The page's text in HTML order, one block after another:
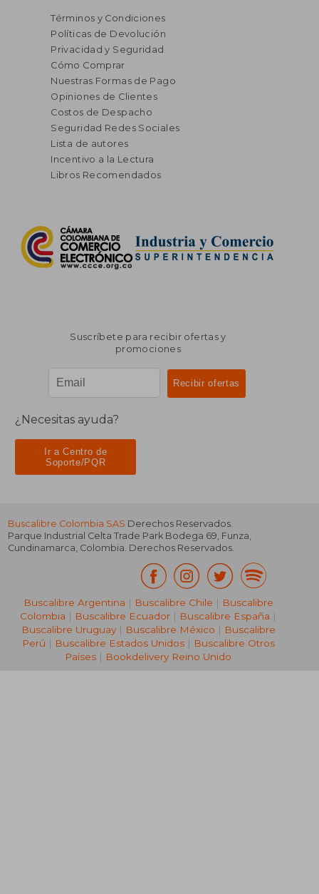
Términos y Condiciones
Políticas de Devolución
Privacidad y Seguridad
Cómo Comprar
Nuestras Formas de Pago
Opiniones de Clientes
Costos de Despacho
Seguridad Redes Sociales
Lista de autores
Incentivo a la Lectura
Libros Recomendados
Suscríbete para recibir ofertas y
promociones
¿Necesitas ayuda?
Ir a Centro de
Soporte/PQR
Buscalibre Colombia SAS Derechos Reservados.
Parque Industrial Celta Trade Park Bodega 69, Funza,
Cundinamarca, Colombia. Derechos Reservados.
Buscalibre Argentina | Buscalibre Chile | Buscalibre
Colombia | Buscalibre Ecuador | Buscalibre España |
Buscalibre Uruguay| Buscalibre México | Buscalibre
Perú | Buscalibre Estados Unidos| Buscalibre Otros
Países | Bookdelivery Reino Unido